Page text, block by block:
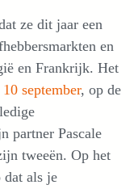
ze dit jaar een
en
en Frankrijk. Het
september, op de
partner Pascale
tweeën. Op het
dat als je